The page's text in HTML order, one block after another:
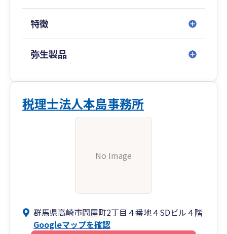
む内部統制改善・構築サポート、法定監査、経営
分析資料の作成サポート、IPO支援など
※お客様の自計化サポートは承っておりますが、
特徴
弥生製品
税理士法人本島事務所
No Image
群馬県高崎市問屋町2丁目４番地４SDビル４階
Googleマップを確認